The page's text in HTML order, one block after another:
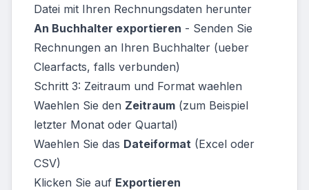
Datei mit Ihren Rechnungsdaten herunter
An Buchhalter exportieren - Senden Sie
Rechnungen an Ihren Buchhalter (ueber
Clearfacts, falls verbunden)
Schritt 3: Zeitraum und Format waehlen
Waehlen Sie den Zeitraum (zum Beispiel
letzter Monat oder Quartal)
Waehlen Sie das Dateiformat (Excel oder
CSV)
Klicken Sie auf Exportieren